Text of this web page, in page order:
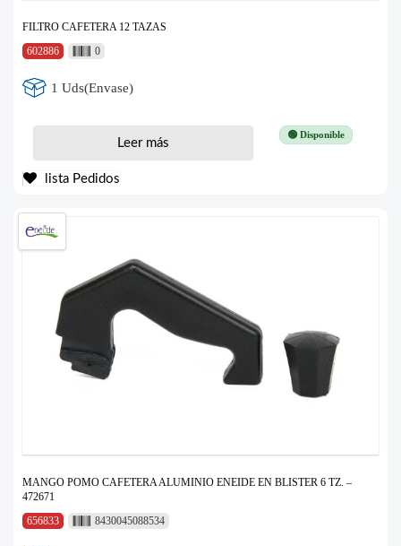
FILTRO CAFETERA 12 TAZAS
602886
0
1 Uds(Envase)
🟢 Disponible
Leer más
lista Pedidos
MANGO POMO CAFETERA ALUMINIO ENEIDE EN BLISTER 6 TZ. –
472671
656833
8430045088534